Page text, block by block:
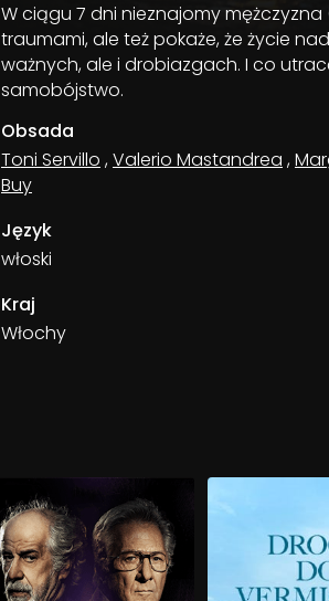
W ciągu 7 dni nieznajomy mężczyzna
traumami, ale też pokaże, że życie
ważnych, ale i drobiazgach. I co
samobójstwo.
Obsada
Toni Servillo ,Valerio Mastandrea ,
Buy
Język
włoski
Kraj
Włochy